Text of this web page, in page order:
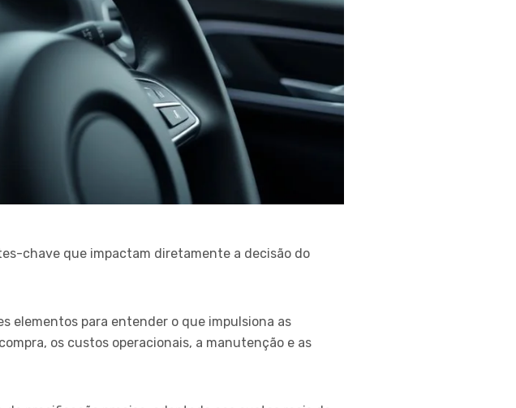
chave que impactam diretamente a decisão do
elementos para entender o que impulsiona as
os custos operacionais, a manutenção e as